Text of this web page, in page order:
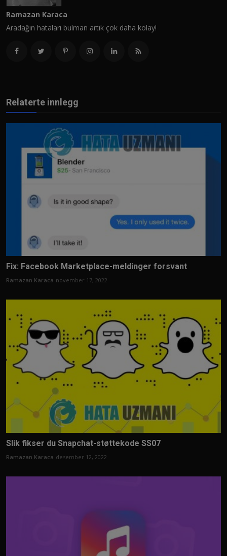
Ramazan Karaca
Aradağın hataları bulman artık çok daha kolay!
Relaterte innlegg
Fix: Facebook Marketplace-meldinger forsvant
Ramazan Karaca november 17, 2022
Slik fikser du Snapchat-støttekode SS07
Ramazan Karaca desember 12, 2022